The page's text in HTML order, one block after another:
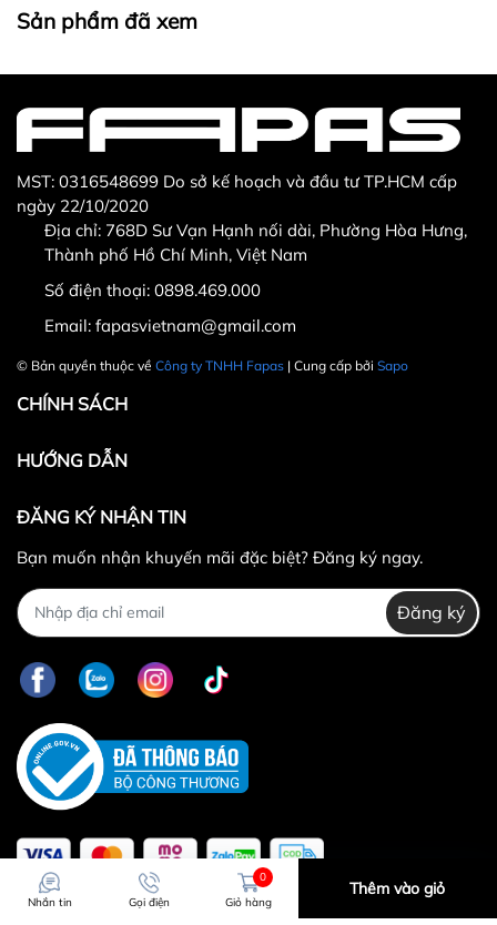
Sản phẩm bị hư hỏng khi nhìn bằng mắt thường
Hotline CSKH: 090 376 9205
Thời gian: Thứ Hai đến Thứ Bảy, từ 8h30 đến 17h.
Fanpage:
FACEBOOK.COM/FAPAS.VN
Sản phẩm đã xem
MST: 0316548699 Do sở kế hoạch và đầu tư TP.HCM cấp
ngày 22/10/2020
Địa chỉ: 768D Sư Vạn Hạnh nối dài, Phường Hòa Hưng,
Thành phố Hồ Chí Minh, Việt Nam
Số điện thoại: 0898.469.000
Email: fapasvietnam@gmail.com
© Bản quyền thuộc về Công ty TNHH Fapas | Cung cấp bởi Sapo
CHÍNH SÁCH
HƯỚNG DẪN
ĐĂNG KÝ NHẬN TIN
Bạn muốn nhận khuyến mãi đặc biệt? Đăng ký ngay.
Đăng ký
Nhắn tin Gọi điện
0
Giỏ hàng
Thêm vào giỏ